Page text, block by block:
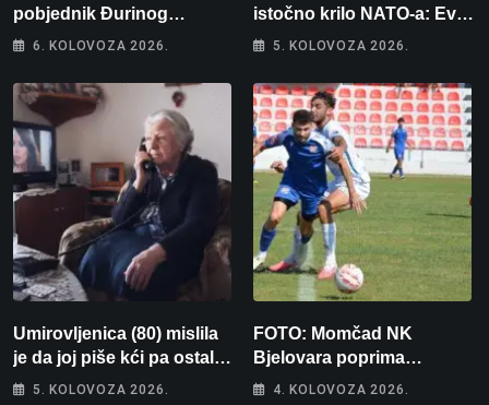
pobjednik Đurinog
memorijala
6. KOLOVOZA 2026.
istočno krilo NATO-a: Evo
kamo odlazi 82 hrvatska
5. KOLOVOZA 2026.
Umirovljenica (80) mislila
je da joj piše kći pa ostala
bez 1000 eura
5. KOLOVOZA 2026.
FOTO: Momčad NK
Bjelovara poprima
jesenski izgled
4. KOLOVOZA 2026.